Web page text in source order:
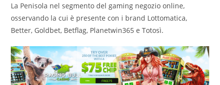
La Penisola nel segmento del gaming negozio online,
osservando la cui è presente con i brand Lottomatica,
Better, Goldbet, Betflag, Planetwin365 e Totosì.